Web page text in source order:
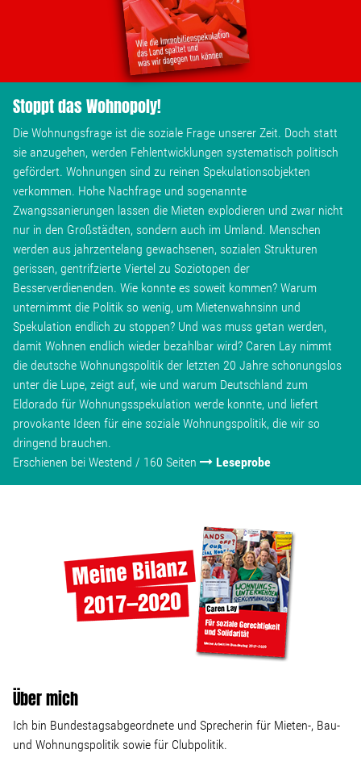
Stoppt das Wohnopoly!
Die Wohnungsfrage ist die soziale Frage unserer Zeit. Doch statt
sie anzugehen, werden Fehlentwicklungen systematisch politisch
gefördert. Wohnungen sind zu reinen Spekulationsobjekten
verkommen. Hohe Nachfrage und sogenannte
Zwangssanierungen lassen die Mieten explodieren und zwar nicht
nur in den Großstädten, sondern auch im Umland. Menschen
werden aus jahrzentelang gewachsenen, sozialen Strukturen
gerissen, gentrifzierte Viertel zu Soziotopen der
Besserverdienenden. Wie konnte es soweit kommen? Warum
unternimmt die Politik so wenig, um Mietenwahnsinn und
Spekulation endlich zu stoppen? Und was muss getan werden,
damit Wohnen endlich wieder bezahlbar wird? Caren Lay nimmt
die deutsche Wohnungspolitik der letzten 20 Jahre schonungslos
unter die Lupe, zeigt auf, wie und warum Deutschland zum
Eldorado für Wohnungsspekulation werde konnte, und liefert
provokante Ideen für eine soziale Wohnungspolitik, die wir so
dringend brauchen.
Erschienen bei Westend / 160 Seiten
Leseprobe
Über mich
Ich bin Bundestagsabgeordnete und Sprecherin für Mieten-, Bau-
und Wohnungspolitik sowie für Clubpolitik.